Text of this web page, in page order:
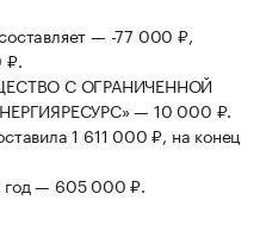
— -77 000 ₽,
₽.
С ОГРАНИЧЕННОЙ
— 10 000 ₽.
1 611 000 ₽, на конец
год — 605 000 ₽.